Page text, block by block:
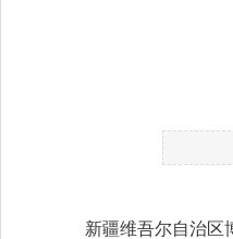
新疆维吾尔自治区